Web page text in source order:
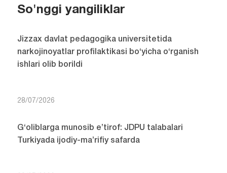
So'nggi yangiliklar
Jizzax davlat pedagogika universitetida
narkojinoyatlar profilaktikasi bo‘yicha o‘rganish
ishlari olib borildi
28/07/2026
G‘oliblarga munosib e’tirof: JDPU talabalari
Turkiyada ijodiy-ma’rifiy safarda